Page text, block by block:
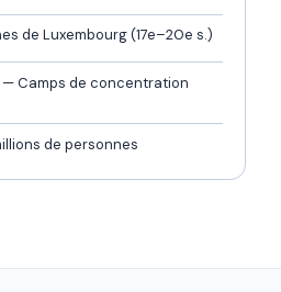
de Luxembourg (17e–20e s.)
Camps de concentration
de personnes